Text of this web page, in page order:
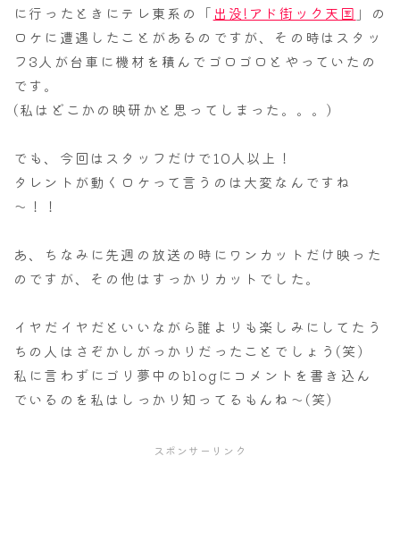
に行ったときにテレ東系の「 出没!アド街ック天国 」の
ロケに遭遇したことがあるのですが、その時はスタッ
フ3人が台車に機材を積んでゴロゴロとやっていたの
です。
(私はどこかの映研かと思ってしまった。。。)
でも、今回はスタッフだけで10人以上！
タレントが動くロケって言うのは大変なんですね
～！！
あ、ちなみに先週の放送の時にワンカットだけ映った
のですが、その他はすっかりカットでした。
イヤだイヤだといいながら誰よりも楽しみにしてたう
ちの人はさぞかしがっかりだったことでしょう(笑)
私に言わずにゴリ夢中のblogにコメントを書き込ん
でいるのを私はしっかり知ってるもんね～(笑)
スポンサーリンク